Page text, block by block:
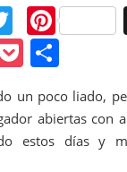
T
w
itt
er
Pi
nt
er
e
st
n
P
ck
et
o
m
p
un poco liado,
abiertas con
estos días y